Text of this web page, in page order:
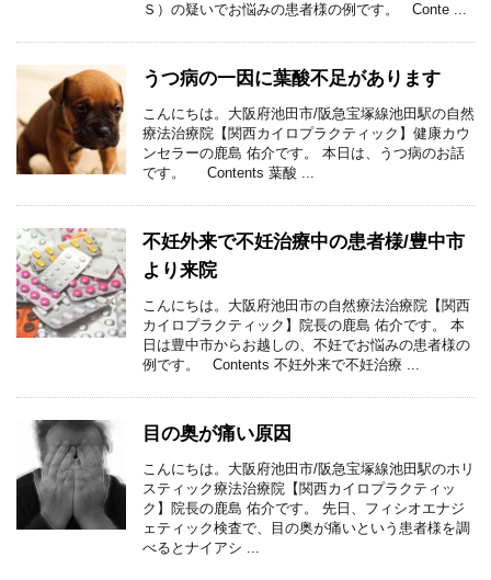
Ｓ）の疑いでお悩みの患者様の例です。 Conte ...
うつ病の一因に葉酸不足があります
こんにちは。大阪府池田市/阪急宝塚線池田駅の自然
療法治療院【関西カイロプラクティック】健康カウ
ンセラーの鹿島 佑介です。 本日は、うつ病のお話
です。 Contents 葉酸 ...
不妊外来で不妊治療中の患者様/豊中市
より来院
こんにちは。大阪府池田市の自然療法治療院【関西
カイロプラクティック】院長の鹿島 佑介です。 本
日は豊中市からお越しの、不妊でお悩みの患者様の
例です。 Contents 不妊外来で不妊治療 ...
目の奥が痛い原因
こんにちは。大阪府池田市/阪急宝塚線池田駅のホリ
スティック療法治療院【関西カイロプラクティッ
ク】院長の鹿島 佑介です。 先日、フィシオエナジ
ェティック検査で、目の奥が痛いという患者様を調
べるとナイアシ ...